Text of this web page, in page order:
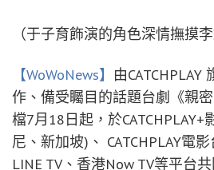
（于子育飾演的角色深情撫摸
【WoWoNews】 由
作、備受矚目的話題台劇《親
檔7月18日起，於CATCHPLAY+
尼、新加坡)、 CATCHPLAY電
LINE TV、香港Now TV等平台